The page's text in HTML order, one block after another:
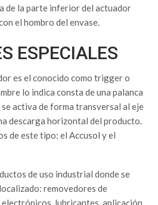
de la parte inferior del actuador
el hombro del envase.
ESPECIALES
es el conocido como trigger o
lo indica consta de una palanca
activa de forma transversal al eje
descarga horizontal del producto.
de este tipo: el Accusol y el
de uso industrial donde se
removedores de
lubricantes, aplicación